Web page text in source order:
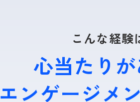
こんな経験
心当たり
エンゲージメ